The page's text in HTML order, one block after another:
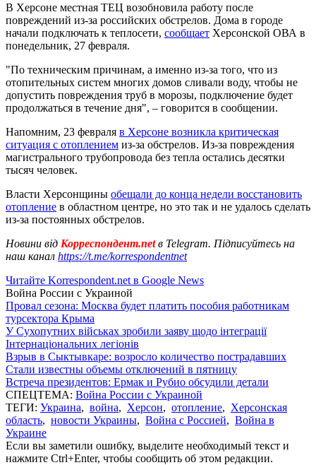
В Херсоне местная ТЕЦ возобновила работу после
повреждений из-за российских обстрелов. Дома в городе
начали подключать к теплосети, сообщает Херсонской ОВА в
понедельник, 27 февраля.
"По техническим причинам, а именно из-за того, что из
отопительных систем многих домов сливали воду, чтобы не
допустить повреждения труб в морозы, подключение будет
продолжаться в течение дня", – говорится в сообщении.
Напомним, 23 февраля в Херсоне возникла критическая
ситуация с отоплением из-за обстрелов. Из-за повреждения
магистрального трубопровода без тепла остались десятки
тысяч человек.
Власти Херсонщины обещали до конца недели восстановить
отопление в областном центре, но это так и не удалось сделать
из-за постоянных обстрелов.
Новини від Корреспондент.netв Telegram. Підписуйтесь на
наш канал https://t.me/korrespondentnet
Читайте Korrespondent.net в Google News
Война России с Украиной
Провал сезона: Москва будет платить пособия работникам
турсектора Крыма
У Сухопутних військах зробили заяву щодо інтеграції
Інтернаціональних легіонів
Взрыв в Сыктывкаре: возросло количество пострадавших
Стали известны объемы отключений в пятницу
Встреча президентов: Ермак и Рубио обсудили детали
СПЕЦТЕМА: Война России с Украиной
ТЕГИ: Украина, война, Херсон, отопление, Херсонская
область, новости Украины, Война с Россией, Война в
Украине
Если вы заметили ошибку, выделите необходимый текст и
нажмите Ctrl+Enter, чтобы сообщить об этом редакции.